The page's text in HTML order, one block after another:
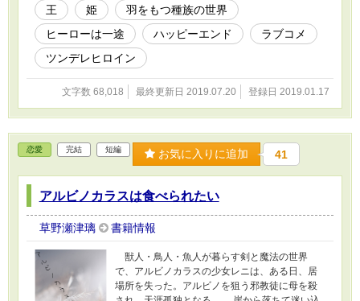
も置いています。 なろうさんで応募するつい
でに、こちらにもアップしてます。 ・できる
時だけ、1Pが1000～4000字程度で更新してい
ます。
王 姫
羽をもつ種族の世界
ヒーローは一途
ハッピーエンド
ラブコメ
ツンデレヒロイン
文字数 68,018 最終更新日 2019.07.20 登録日 2019.01.17
恋愛 完結 短編 お気に入りに追加 41
アルビノカラスは食べられたい
草野瀬津璃 書籍情報
獣人・鳥人・魚人が暮らす剣と魔法の世界
で、アルビノカラスの少女レニは、ある日、居
場所を失った。アルビノを狙う邪教徒に母を殺